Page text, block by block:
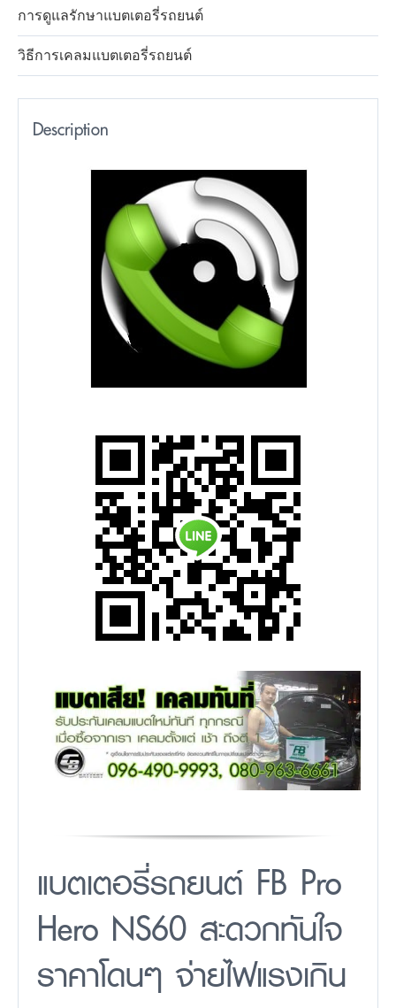
การดูแลรักษาแบตเตอรี่รถยนต์
วิธีการเคลมแบตเตอรี่รถยนต์
Description
แบตเตอรี่รถยนต์ FB Pro
Hero NS60 สะดวกทันใจ
ราคาโดนๆ จ่ายไฟแรงเกิน